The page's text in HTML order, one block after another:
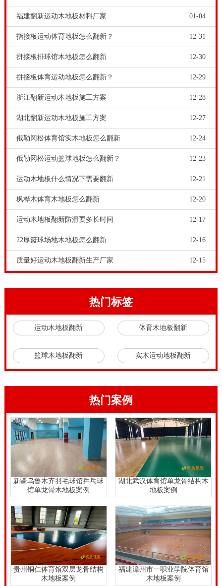
在运动场馆的日常经营环节中，针对体育文化木地板要
搞好日常保养，特别是在夏季，高温天气，体育文化木
温的骤然升降机难题，这种都有可能造成体育竞赛木地
板车漆的提早脆化，应尽量减少。欧氏地板-松木运动木
地板翻新步骤有哪些，伴随着喜爱打蓝球的人愈来愈
多，篮球场的需求也越来越大，因而，篮球赛木地板领
域也随着快速进步起來，现如今的篮球赛木地板生产厂
**愈来愈多，坚信很多人都不晓得该如何去购买篮球赛
木地板，购买篮球赛木地板是一件十分谨慎的事儿，**
要挑选出好的篮球赛木地板生产厂**，随后再去对篮球
近期相关木地板“偏色”的举报比较多，有一部分**居装
修小区业主为此做为向木地板店**理赔的原因。该责任
人强调，在合乎产品**规定的条件下，木地板店**有借
口回*别人的损失赔偿。因为木料特性而致，实木板拼
装地板发生偏色属常规状况，一般不容易组成产品**问
竞赛木地板，要有健身运动、维护和技术性三大作用。
跑、球类运动和训炼时需承担的负荷，及其在一些****
维护的体育运动(比如搏击、摔跋或柔道)巾降低选手落
地式时负伤的频率所应具有的一种特性。松木运动木地
板翻新步骤有哪些。
松木运动木地板翻新步骤有哪些，在体育竞赛木地板安
裝的情况下，一定配备技术**的延展性减振垫。小小的
减振垫，却有大功效。橡胶板除开可以使全部木地板构
造有一定的缓存作用，还能使木地板不可以直接与路面
触碰。这也**降低了体育竞赛木地板与水的触碰概率。
可避免体育竞赛木地板的返潮概率。
福建翻新运动木地板材料厂家 01-04
指接板运动体育地板怎么翻新？ 12-31
拼接板排球馆木地板怎么翻新 12-30
拼接板体育运动地板怎么翻新？ 12-29
浙江翻新运动木地板施工方案 12-28
湖北翻新运动木地板施工方案 12-27
俄勒冈松体育馆实木地板怎么翻新 12-24
俄勒冈松运动篮球地板怎么翻新？ 12-23
运动木地板什么情况下需要翻新 12-21
枫桦木体育木地板怎么翻新 12-20
运动木地板翻新防滑要多长时间 12-17
22厚篮球场地木地板怎么翻新 12-16
质量好运动木地板翻新生产厂家 12-15
热门标签
运动木地板翻新 体育木地板翻新
篮球木地板翻新 实木运动地板翻新
热门案例
新疆乌鲁木齐羽毛球馆乒乓球
馆单龙骨木地板案例
湖北武汉体育馆单龙骨结构木
地板案例
贵州铜仁体育馆双层龙骨结构
木地板案例
福建漳州市一职业学院体育馆
木地板案例